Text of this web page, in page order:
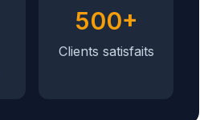
500+
Clients satisfaits